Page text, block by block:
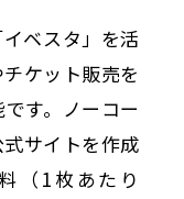
ベスタ」を活
ケット販売を
す。ノーコー
サイトを作成
（1枚あたり